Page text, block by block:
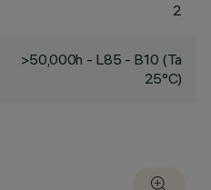
2
>50,000h - L85 - B10 (Ta
25°C)